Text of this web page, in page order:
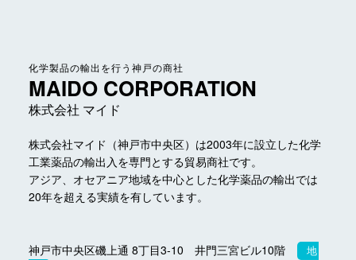
化学製品の輸出を行う神戸の商社
MAIDO CORPORATION
株式会社 マイド
株式会社マイド（神戸市中央区）は2003年に設立した化学
工業薬品の輸出入を専門とする貿易商社です。
アジア、オセアニア地域を中心とした化学薬品の輸出では
20年を超える実績を有しています。
神戸市中央区磯上通 8丁目3-10 井門三宮ビル10階
地